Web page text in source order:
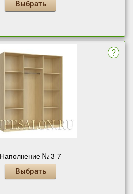
Выбрать
Наполнение № 3-7
Выбрать